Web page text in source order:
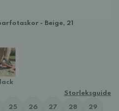
- Beige, 21
Storleksguide
25 26 27 28 29